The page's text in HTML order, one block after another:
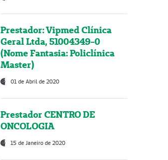
Prestador: Vipmed Clínica
Geral Ltda, 51004349-0
(Nome Fantasia: Policlínica
Master)
01 de Abril de 2020
Prestador CENTRO DE
ONCOLOGIA
15 de Janeiro de 2020